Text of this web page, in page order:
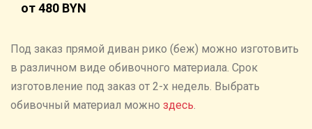
от 480 BYN
Под заказ прямой диван рико (беж) можно изготовить
в различном виде обивочного материала. Cрок
изготовление под заказ от 2-х недель. Выбрать
обивочный материал можно здесь.